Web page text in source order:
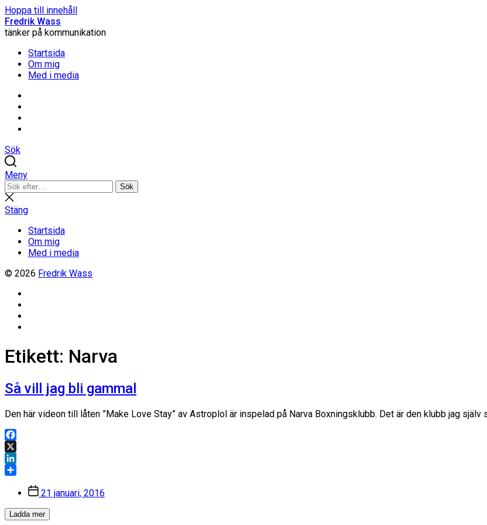
Hoppa till innehåll
Fredrik Wass
tänker på kommunikation
Startsida
Om mig
Med i media
Sök
Meny
Sök
efter:
Sök
Stäng
sökning
Stäng
Startsida
Om mig
Med i media
© 2026 Fredrik Wass
Etikett: Narva
Så vill jag bli gammal
Den här videon till låten ”Make Love Stay” av Astroplol är inspelad på Narva Boxningsklubb. Det är den klubb jag
Facebook
X
LinkedIn
Inläggsdatum
21 januari, 2016
Ladda mer